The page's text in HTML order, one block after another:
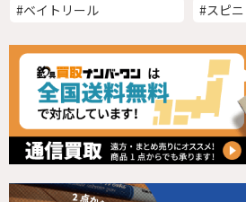
#ベイトリール
#スピ